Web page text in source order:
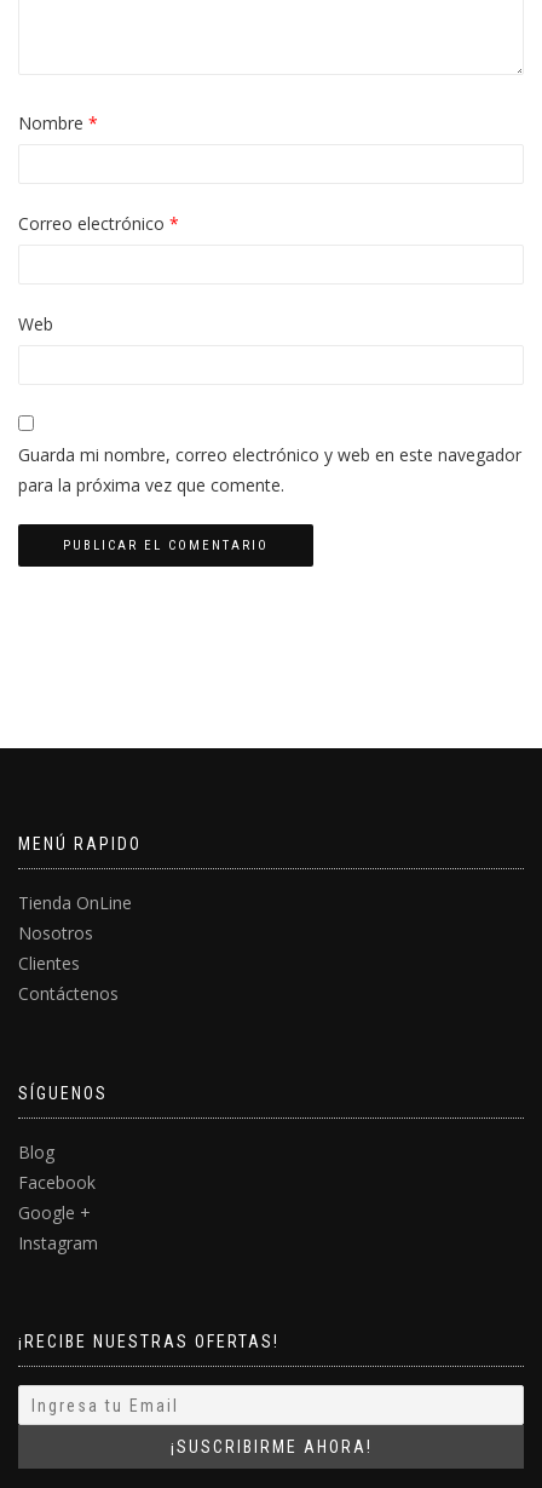
Nombre *
Correo electrónico *
Web
Guarda mi nombre, correo electrónico y web en este navegador
para la próxima vez que comente.
MENÚ RAPIDO
Tienda OnLine
Nosotros
Clientes
Contáctenos
SÍGUENOS
Blog
Facebook
Google +
Instagram
¡RECIBE NUESTRAS OFERTAS!